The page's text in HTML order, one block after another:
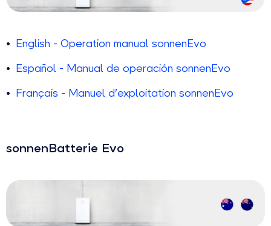
English - Operation manual sonnenEvo
Español - Manual de operación sonnenEvo
Français - Manuel d’exploitation sonnenEvo
sonnenBatterie Evo